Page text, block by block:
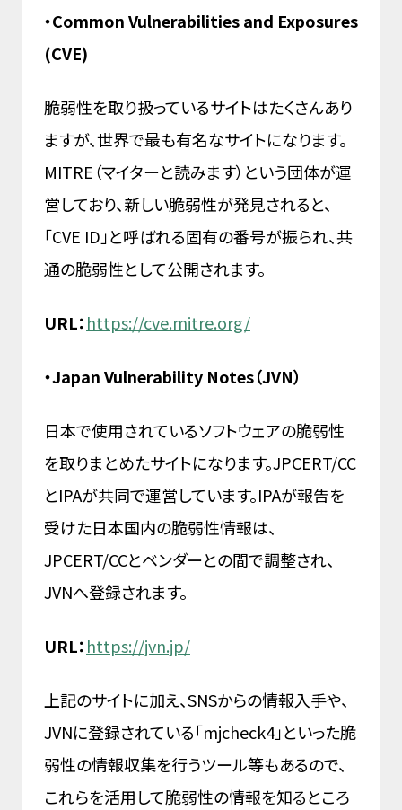
・Common Vulnerabilities and Exposures
(CVE)
脆弱性を取り扱っているサイトはたくさんあり
ますが、世界で最も有名なサイトになります。
MITRE（マイターと読みます）という団体が運
営しており、新しい脆弱性が発見されると、
「CVE ID」と呼ばれる固有の番号が振られ、共
通の脆弱性として公開されます。
URL：https://cve.mitre.org/
・Japan Vulnerability Notes（JVN）
日本で使用されているソフトウェアの脆弱性
を取りまとめたサイトになります。JPCERT/CC
とIPAが共同で運営しています。IPAが報告を
受けた日本国内の脆弱性情報は、
JPCERT/CCとベンダーとの間で調整され、
JVNへ登録されます。
URL：https://jvn.jp/
上記のサイトに加え、SNSからの情報入手や、
JVNに登録されている「mjcheck4」といった脆
弱性の情報収集を行うツール等もあるので、
これらを活用して脆弱性の情報を知るところ